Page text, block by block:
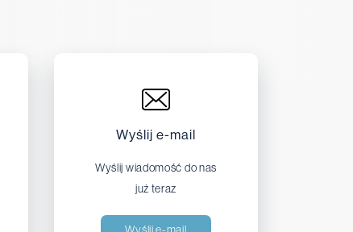
Wyślij e-mail
Wyślij wiadomość do nas
już teraz